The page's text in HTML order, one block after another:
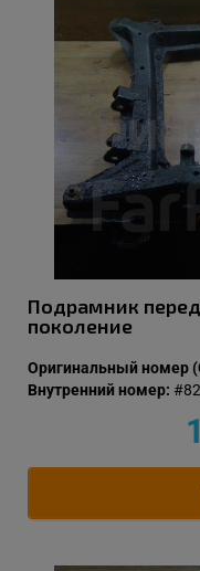
Подрамник
поколение
Оригинальный номер
Внутренний номер: